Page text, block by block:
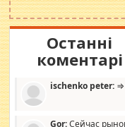
Останні
коментарі
ischenko peter: ⇒
Gor:Сейчас